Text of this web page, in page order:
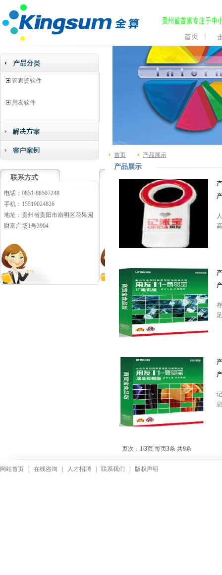
管家婆软件
用友软件
联系方式
电话：0851-88507248
手机：15519024826
地址：贵州省贵阳市南明区花果园
财富广场1号3904
首页 产品展示
产品展示
页次： 1/3页 每页3条 共9条
网站首页 在线咨询 人才招聘 联系我们 版权声明